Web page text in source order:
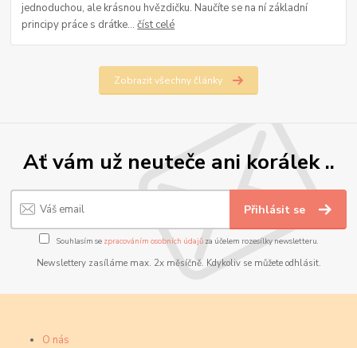
jednoduchou, ale krásnou hvězdičku. Naučíte se na ní základní
principy práce s drátke...číst celé
Zobrazit všechny články
Ať vám už neuteče ani korálek ..
Přihlásit se
Souhlasím se zpracováním osobních údajůza účelem rozesílky newsletteru.
Newslettery zasíláme max. 2x měsíčně. Kdykoliv se můžete odhlásit.
O nás